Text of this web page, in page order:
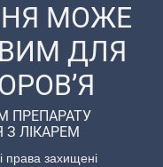
МОЖЕ
ДЛЯ
ПРЕПАРАТУ
З ЛІКАРЕМ
права захищені